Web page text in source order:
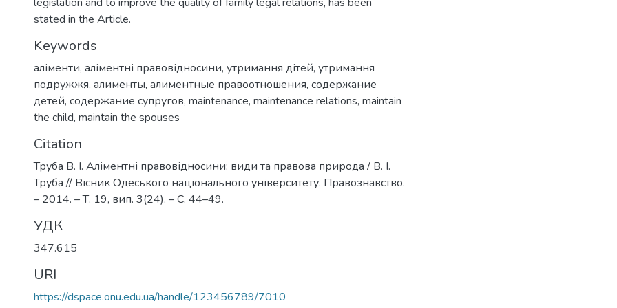
stated in the Article.
Keywords
аліменти, аліментні правовідносини, утримання дітей, утримання
подружжя, алименты, алиментные правоотношения, содержание
детей, содержание супругов, maintenance, maintenance relations, maintain
the child, maintain the spouses
Citation
Труба В. І. Aліментні правовідносини: види та правова природа / В. І.
Труба // Вісник Одеського національного університету. Правознавство.
– 2014. – Т. 19, вип. 3(24). – С. 44–49.
УДК
347.615
URI
https://dspace.onu.edu.ua/handle/123456789/7010